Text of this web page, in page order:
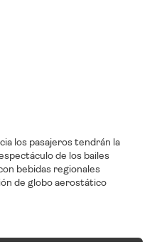
los pasajeros tendrán la
de los bailes
bebidas regionales
de globo aerostático